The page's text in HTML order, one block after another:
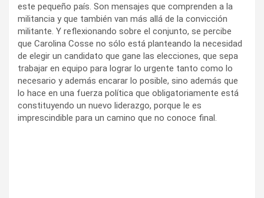
este pequeño país. Son mensajes que comprenden a la
militancia y que también van más allá de la convicción
militante. Y reflexionando sobre el conjunto, se percibe
que Carolina Cosse no sólo está planteando la necesidad
de elegir un candidato que gane las elecciones, que sepa
trabajar en equipo para lograr lo urgente tanto como lo
necesario y además encarar lo posible, sino además que
lo hace en una fuerza política que obligatoriamente está
constituyendo un nuevo liderazgo, porque le es
imprescindible para un camino que no conoce final.